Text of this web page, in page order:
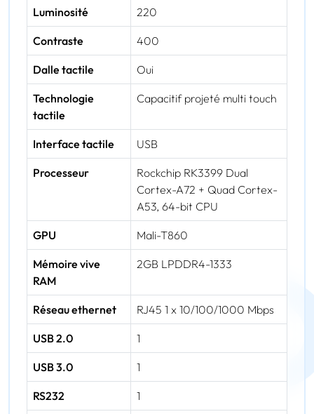
Luminosité 220
Contraste 400
Dalle tactile Oui
Technologie
tactile
Capacitif projeté multi touch
Interface tactile USB
Processeur
Rockchip RK3399 Dual
Cortex-A72 + Quad Cortex-
A53, 64-bit CPU
GPU Mali-T860
Mémoire vive
RAM
2GB LPDDR4-1333
Réseau ethernet RJ45 1 x 10/100/1000 Mbps
USB 2.0 1
USB 3.0 1
RS232 1